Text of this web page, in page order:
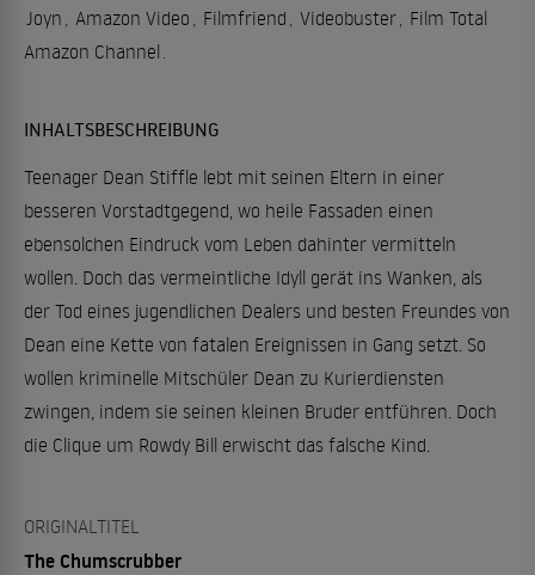
Joyn
Amazon Video Filmfriend Videobuster Film Total
Amazon Channel
INHALTSBESCHREIBUNG
Teenager Dean Stiffle lebt mit seinen Eltern in einer
besseren Vorstadtgegend, wo heile Fassaden einen
ebensolchen Eindruck vom Leben dahinter vermitteln
wollen. Doch das vermeintliche Idyll gerät ins Wanken, als
der Tod eines jugendlichen Dealers und besten Freundes von
Dean eine Kette von fatalen Ereignissen in Gang setzt. So
wollen kriminelle Mitschüler Dean zu Kurierdiensten
zwingen, indem sie seinen kleinen Bruder entführen. Doch
die Clique um Rowdy Bill erwischt das falsche Kind.
ORIGINALTITEL
The Chumscrubber